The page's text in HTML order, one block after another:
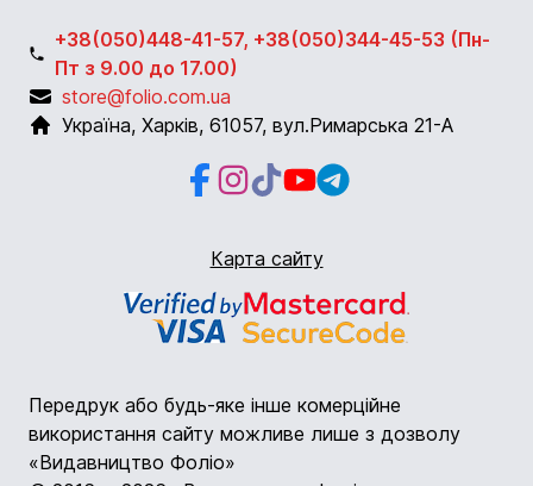
+38(050)448-41-57, +38(050)344-45-53 (Пн-
Пт з 9.00 до 17.00)
store@folio.com.ua
Україна, Харків, 61057, вул.Римарська 21-А
Facebook
Instagram
Instagram
YoutubeTelegram
Карта сайту
Передрук або будь-яке інше комерційне
використання сайту можливе лише з дозволу
«Видавництво Фоліо»